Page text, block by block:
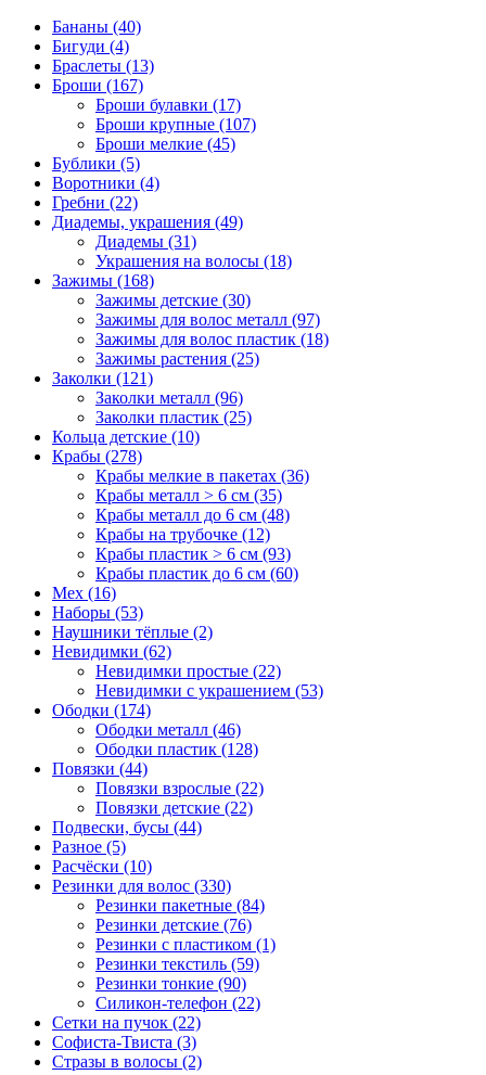
Бананы (40)
Бигуди (4)
Браслеты (13)
Броши (167)
Броши булавки (17)
Броши крупные (107)
Броши мелкие (45)
Бублики (5)
Воротники (4)
Гребни (22)
Диадемы, украшения (49)
Диадемы (31)
Украшения на волосы (18)
Зажимы (168)
Зажимы детские (30)
Зажимы для волос металл (97)
Зажимы для волос пластик (18)
Зажимы растения (25)
Заколки (121)
Заколки металл (96)
Заколки пластик (25)
Кольца детские (10)
Крабы (278)
Крабы мелкие в пакетах (36)
Крабы металл > 6 см (35)
Крабы металл до 6 см (48)
Крабы на трубочке (12)
Крабы пластик > 6 см (93)
Крабы пластик до 6 см (60)
Мех (16)
Наборы (53)
Наушники тёплые (2)
Невидимки (62)
Невидимки простые (22)
Невидимки с украшением (53)
Ободки (174)
Ободки металл (46)
Ободки пластик (128)
Повязки (44)
Повязки взрослые (22)
Повязки детские (22)
Подвески, бусы (44)
Разное (5)
Расчёски (10)
Резинки для волос (330)
Резинки пакетные (84)
Резинки детские (76)
Резинки с пластиком (1)
Резинки текстиль (59)
Резинки тонкие (90)
Силикон-телефон (22)
Сетки на пучок (22)
Софиста-Твиста (3)
Стразы в волосы (2)